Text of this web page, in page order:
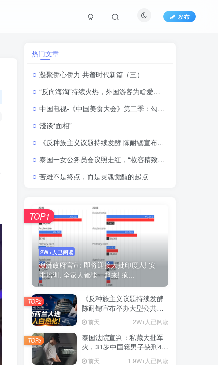
发布
热门文章
凝聚侨心侨力 共谱时代新篇（三）
“反向海淘”持续火热，外国游客为啥爱上“中国购”？
中国电视-《中国美食大会》第二季：勾勒中华美食的形与韵
淺谈“面相”
《反种族主义议题持续发酵 陈耐锶宣布举办大型公共会议 前总理Helen Clark将出席》——新西兰大选进入白热化阶段 种族关系与对华政策再成选战焦点
泰国一女公务员会议照走红，“妆容精致、眼妆鲜明”引发争议，本人回应：化妆没有错，不喜欢可以不看
苦难不是终点，而是灵魂觉醒的起点
2W+人已阅读
澳洲政府官宣: 即将迎接大批印度人! 安
排培训, 全家人都能一起来! 疯...
TOP1
《反种族主义议题持续发酵
陈耐锶宣布举办大型公共会
席》——新西兰大选进入白
热化阶段 种族关系与对华政
策再成选战焦点
前天 2W+人已阅读
TOP2
泰国法院宣判：私藏大批军
火，31岁中国籍男子获刑46
前天 1.9W+人已阅读
TOP3